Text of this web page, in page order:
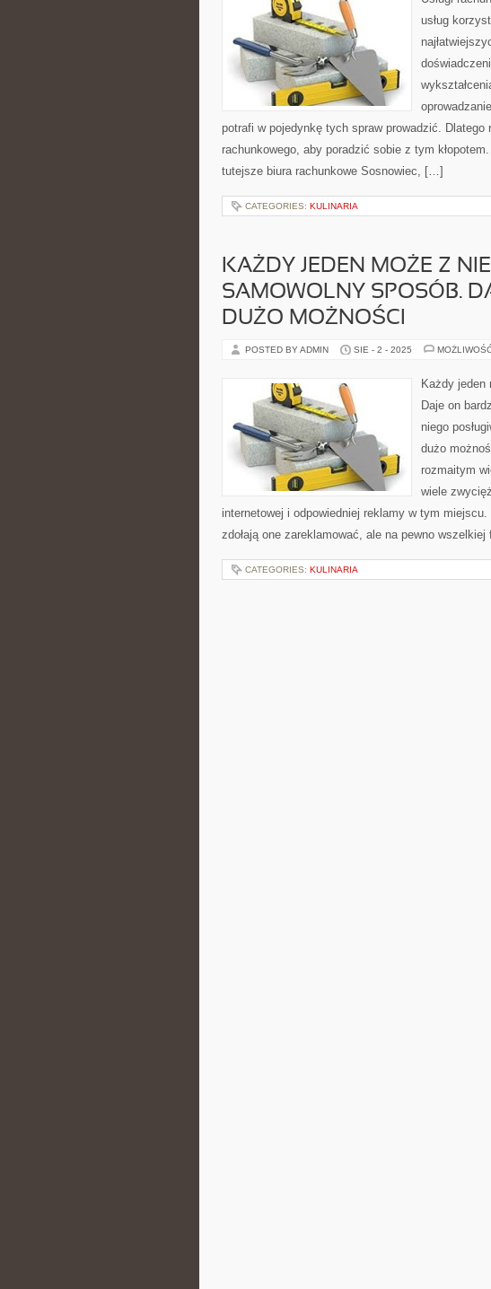
usług
potrafi w pojedynkę tych spraw prowadzić. Dlatego
rachunkowego, aby poradzić sobie z tym
tutejsze biura rachunkowe Sosnowiec, […]
CATEGORIES: KULINARIA
KAŻDY JEDEN MOŻE Z
SAMOWOLNY SPOSÓB.
DUŻO MOŻNOŚCI
POSTED BY ADMIN SIE - 2 - 2025
Każdy jeden
Daje on
niego
dużo
rozmaitym
wiele
internetowej i odpowiedniej reklamy w tym
zdołają one zareklamować, ale na pewno
CATEGORIES: KULINARIA